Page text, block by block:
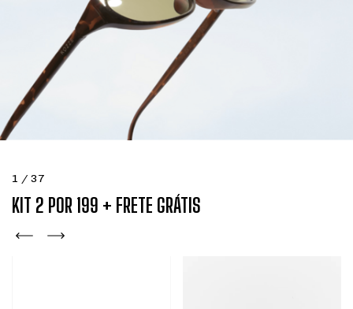
1 / 37
KIT 2 POR 199 + FRETE GRÁTIS